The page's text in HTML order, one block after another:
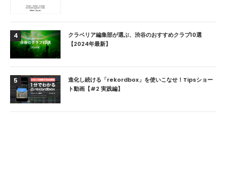
4
クラベリア編集部が選ぶ、渋谷のおすすめクラブ10選
【2024年最新】
5
進化し続ける「rekordbox」を使いこなせ！Tipsショー
ト動画【#2 実践編】